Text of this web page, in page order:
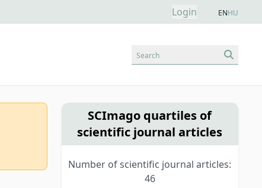
Login ENHU
Search
SCImago quartiles of
scientific journal articles
Number of scientific journal articles:
46